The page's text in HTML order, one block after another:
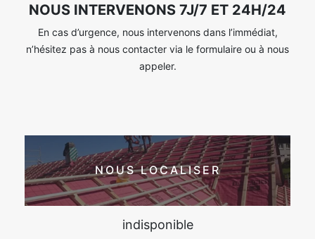
NOUS INTERVENONS 7J/7 ET 24H/24
En cas d’urgence, nous intervenons dans l’immédiat,
n’hésitez pas à nous contacter via le formulaire ou à nous
appeler.
NOUS LOCALISER
indisponible